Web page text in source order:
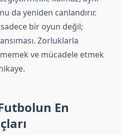
da yeniden canlandırır.
bir oyun değil;
Zorluklarla
ve mücadele etmek
En